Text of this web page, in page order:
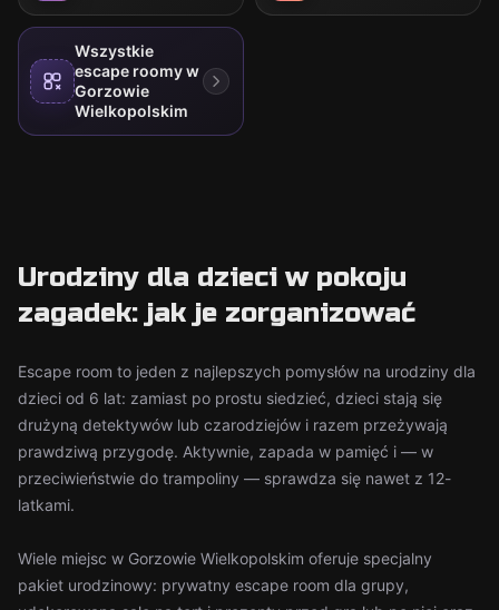
Wszystkie
escape roomy w
Gorzowie
Wielkopolskim
Urodziny dla dzieci w pokoju
zagadek: jak je zorganizować
Escape room to jeden z najlepszych pomysłów na urodziny dla
dzieci od 6 lat: zamiast po prostu siedzieć, dzieci stają się
drużyną detektywów lub czarodziejów i razem przeżywają
prawdziwą przygodę. Aktywnie, zapada w pamięć i — w
przeciwieństwie do trampoliny — sprawdza się nawet z 12-
latkami.
Wiele miejsc w Gorzowie Wielkopolskim oferuje specjalny
pakiet urodzinowy: prywatny escape room dla grupy,